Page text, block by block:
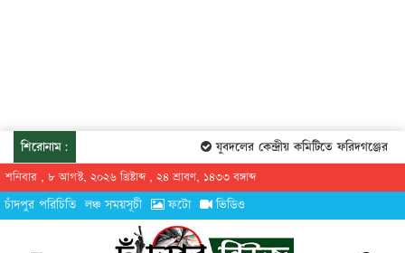
শিরোনাম: যুবদলের কেন্দ্রীয় কমিটিতে ফরিদগঞ্জের
শনিবার , ৮ আগস্ট, ২০২৬ খ্রিষ্টাব্দ , ২৪ শ্রাবণ, ১৪৩৩ বঙ্গাব্দ
চাঁদপুর পরিচিতি লঞ্চ সময়সূচী ফটো ভিডিও